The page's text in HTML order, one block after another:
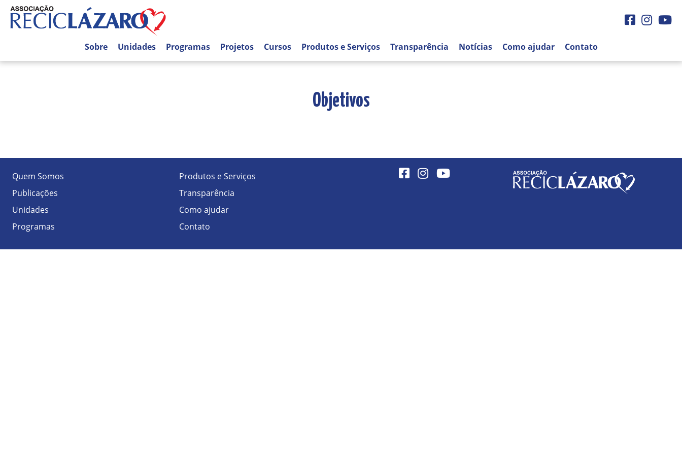
Facebook
Sobre
Unidades Programas Projetos Cursos Produtos e Serviços Transparência Notícias Como ajudar Contato
Objetivos
Quem Somos
Publicações
Unidades
Programas
Produtos e Serviços
Transparência
Como ajudar
Contato
FacebookInstagramYoutube Logo